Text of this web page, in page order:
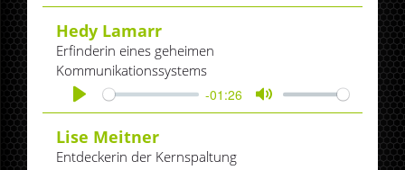
Play Mute
Hedy Lamarr
Erfinderin eines geheimen
Kommunikationssystems
Play
-01:26
Mute
Lise Meitner
Entdeckerin der Kernspaltung